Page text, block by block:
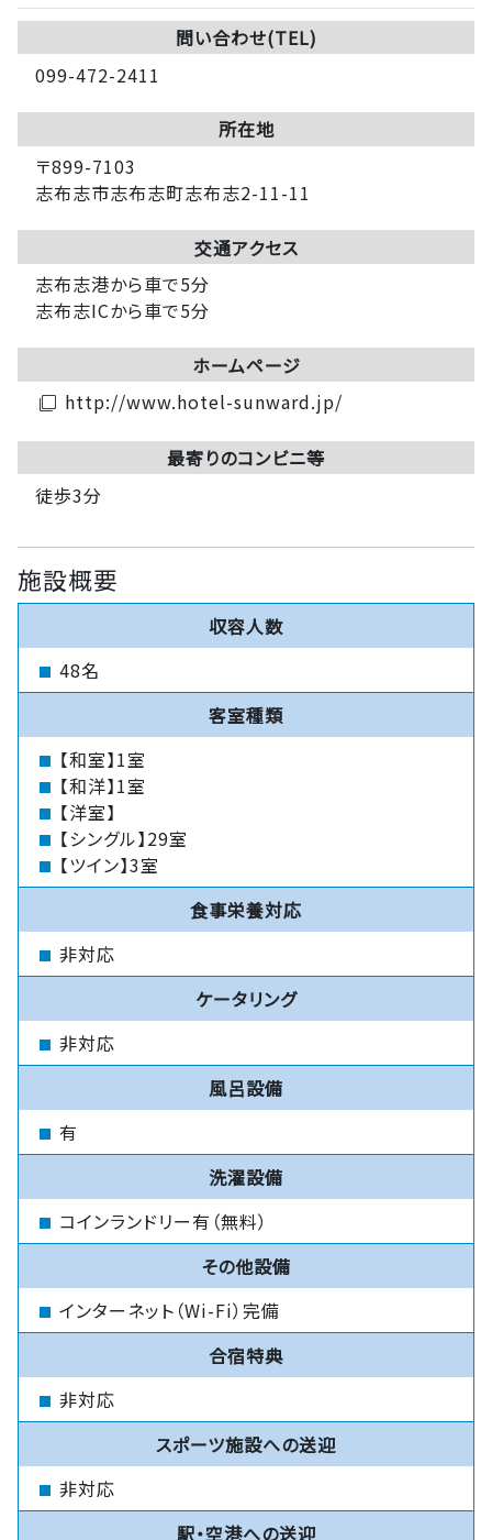
問い合わせ(TEL)
099-472-2411
所在地
〒899-7103
志布志市志布志町志布志2-11-11
交通アクセス
志布志港から車で5分
志布志ICから車で5分
ホームページ
filter_none http://www.hotel-sunward.jp/
最寄りのコンビニ等
徒歩3分
施設概要
収容人数
48名
客室種類
【和室】1室
【和洋】1室
【洋室】
【シングル】29室
【ツイン】3室
食事栄養対応
非対応
ケータリング
非対応
風呂設備
有
洗濯設備
コインランドリー有（無料）
その他設備
インターネット（Wi-Fi）完備
合宿特典
非対応
スポーツ施設への送迎
非対応
駅・空港への送迎